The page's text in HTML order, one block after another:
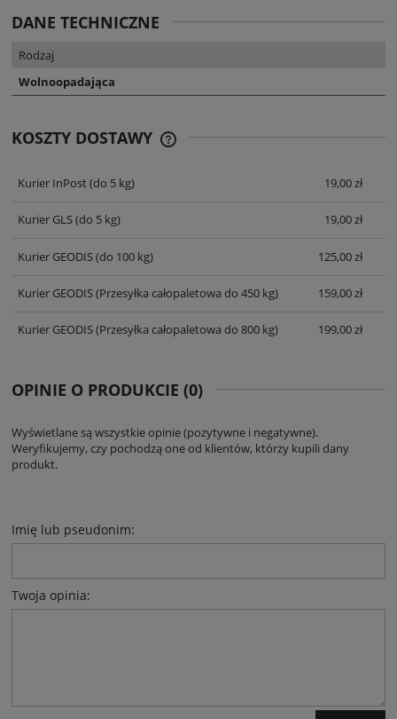
DANE TECHNICZNE
Rodzaj
Wolnoopadająca
KOSZTY DOSTAWY
Kurier InPost(do 5 kg) 19,00 zł
Kurier GLS(do 5 kg) 19,00 zł
Kurier GEODIS(do 100 kg) 125,00 zł
Kurier GEODIS(Przesyłka całopaletowa do 450 kg) 159,00 zł
Kurier GEODIS(Przesyłka całopaletowa do 800 kg) 199,00 zł
OPINIE O PRODUKCIE (0)
Wyświetlane są wszystkie opinie (pozytywne i negatywne).
Weryfikujemy, czy pochodzą one od klientów, którzy kupili dany
produkt.
Imię lub pseudonim:
Twoja opinia: